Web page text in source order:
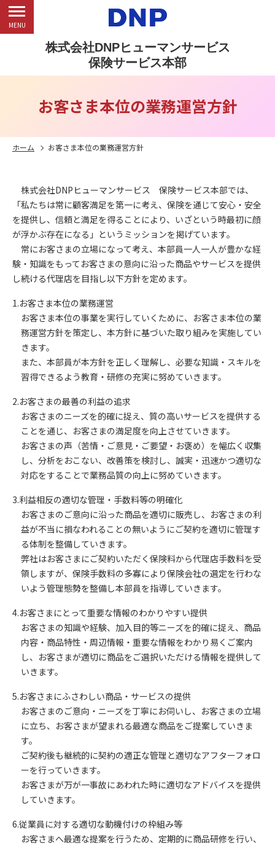
株式会社DNPヒューマンサービス
保険サービス本部
MENU
お客さま本位の業務運営方針
ホーム お客さま本位の業務運営方針
株式会社DNPヒューマンサービス 保険サービス本部では、
「私たちは常に顧客満足を第一に考え、保険を通じて安心・安全
を提供し、信頼と満足を得ることにより、いざという時最初に顔
が浮かぶ存在になる」というミッションを掲げています。
常にお客さまの立場になって考え、本部員一人一人が豊かな経
験・知識をもってお客さまの意向に沿った商品やサービスを提供
し続ける代理店を目指し以下方針を定めます。
1.お客さま本位の業務運営
お客さま本位の事業を実行していくために、お客さま本位の業
務運営方針を策定し、本方針に基づいた取り組みを実施してい
きます。
また、本部員が本方針を正しく理解し、必要な知識・スキルを
習得できるよう教育・研修の充実に努めていきます。
2.お客さまの最善の利益の追求
お客さまのニーズを的確に捉え、質の高いサービスを提供する
ことを通じ、お客さまの満足度を向上させていきます。
お客さまの声（苦情・ご意見・ご要望・お褒め）を幅広く収集
し、分析をおこない、改善策を検討し、誠実・迅速かつ適切な
対応をすることで業務品質の向上に努めていきます。
3.利益相反の適切な管理・手数料等の明確化
お客さまのご意向に沿った商品を適切に販売し、お客さまの利
益が不当に損なわれることの無いようにご契約を適切に管理す
る体制を整備していきます。
弊社はお客さまにご契約いただく保険料から代理店手数料を受
領しますが、保険手数料の多寡により保険会社の選定を行わな
いよう管理態勢を整備し本部員を指導していきます。
4.お客さまにとって重要な情報のわかりやすい提供
お客さまの知識や経験、加入目的等ニーズを的確に捉え、商品
内容・商品特性・周辺情報・重要な情報をわかり易くご案内
し、お客さまが適切に商品をご選択いただける情報を提供して
いきます。
5.お客さまにふさわしい商品・サービスの提供
お客さまのご意向・ニーズを丁寧にお伺いし、お客さまの立場
に立ち、お客さまが望まれる最適な商品をご提案していきま
す。
ご契約後も継続的に契約の適正な管理と適切なアフターフォロ
ーを行っていきます。
お客さまが万が一事故にあわれた時に適切なアドバイスを提供
していきます。
6.従業員に対する適切な動機付けの枠組み等
お客さまへ最適な提案を行うため、定期的に商品研修を行い、